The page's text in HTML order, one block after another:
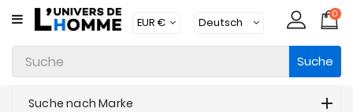
KATEGORIE
Unterwäsche
Kleidung
0
Suche
Suche nach Marke